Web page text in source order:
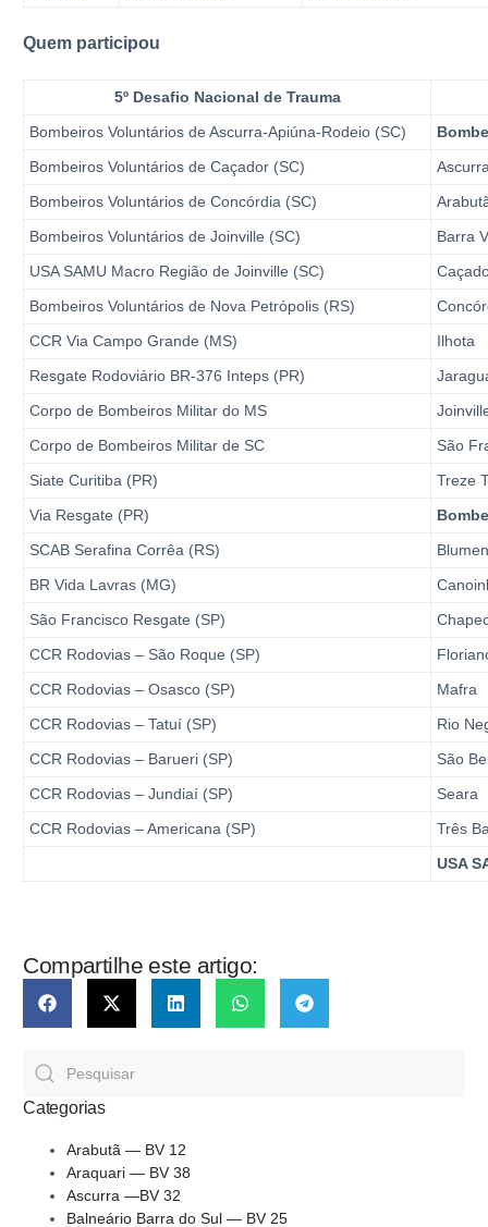
Quem participou
5º Desafio Nacional de Trauma
Bombeiros Voluntários de Ascurra-Apiúna-Rodeio (SC)
Bombeiros Voluntários de Caçador (SC)
Bombeiros Voluntários de Concórdia (SC)
Bombeiros Voluntários de Joinville (SC)
Barra
USA SAMU Macro Região de Joinville (SC)
Bombeiros Voluntários de Nova Petrópolis (RS)
CCR Via Campo Grande (MS)
Ilhota
Resgate Rodoviário BR-376 Inteps (PR)
Corpo de Bombeiros Militar do MS
Corpo de Bombeiros Militar de SC
São
Siate Curitiba (PR)
Treze
Via Resgate (PR)
SCAB Serafina Corrêa (RS)
BR Vida Lavras (MG)
São Francisco Resgate (SP)
CCR Rodovias – São Roque (SP)
CCR Rodovias – Osasco (SP)
Mafra
CCR Rodovias – Tatuí (SP)
Rio
CCR Rodovias – Barueri (SP)
São
CCR Rodovias – Jundiaí (SP)
Seara
CCR Rodovias – Americana (SP)
Três
USA
Compartilhe este artigo:
Categorias
Arabutã — BV 12
Araquari — BV 38
Ascurra —BV 32
Balneário Barra do Sul — BV 25